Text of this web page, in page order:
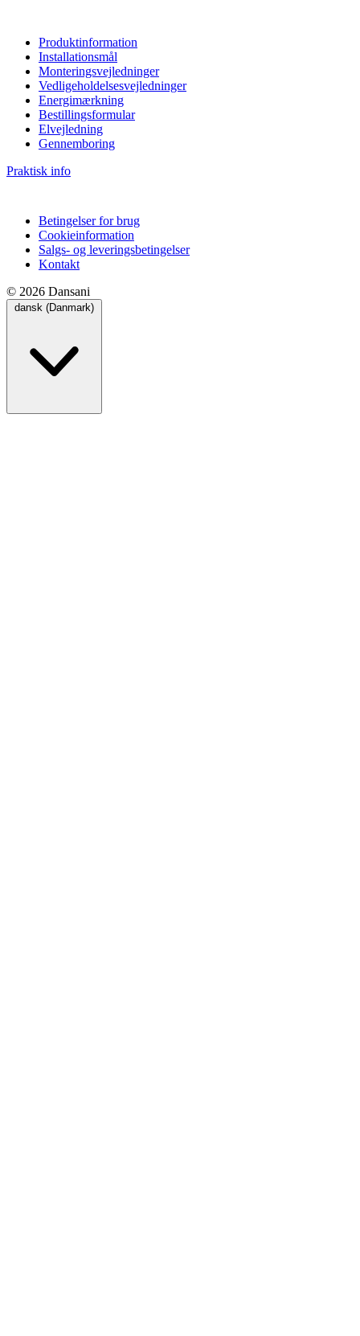
Produktinformation
Installationsmål
Monteringsvejledninger
Vedligeholdelsesvejledninger
Energimærkning
Bestillingsformular
Elvejledning
Gennemboring
Praktisk info
Betingelser for brug
Cookieinformation
Salgs- og leveringsbetingelser
Kontakt
© 2026 Dansani
dansk (Danmark)